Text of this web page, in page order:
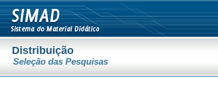
Distribuição
Seleção das Pesquisas